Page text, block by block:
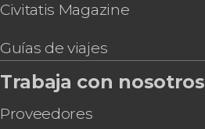
Civitatis Magazine
Guías de viajes
Trabaja con nosotros
Proveedores